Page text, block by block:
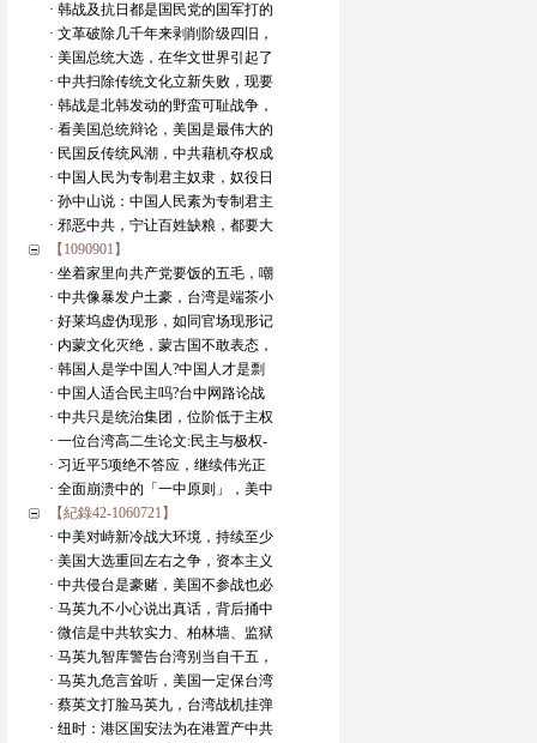
· 韩战及抗日都是国民党的国军打的
· 文革破除几千年来剥削阶级四旧，
· 美国总统大选，在华文世界引起了
· 中共扫除传统文化立新失败，现要
· 韩战是北韩发动的野蛮可耻战争，
· 看美国总统辩论，美国是最伟大的
· 民国反传统风潮，中共藉机夺权成
· 中国人民为专制君主奴隶，奴役日
· 孙中山说：中国人民素为专制君主
· 邪恶中共，宁让百姓缺粮，都要大
【1090901】
· 坐着家里向共产党要饭的五毛，嘲
· 中共像暴发户土豪，台湾是端茶小
· 好莱坞虚伪现形，如同官场现形记
· 内蒙文化灭绝，蒙古国不敢表态，
· 韩国人是学中国人?中国人才是剽
· 中国人适合民主吗?台中网路论战
· 中共只是统治集团，位阶低于主权
· 一位台湾高二生论文:民主与极权-
· 习近平5项绝不答应，继续伟光正
· 全面崩溃中的「一中原则」，美中
【紀錄42-1060721】
· 中美对峙新冷战大环境，持续至少
· 美国大选重回左右之争，资本主义
· 中共侵台是豪赌，美国不参战也必
· 马英九不小心说出真话，背后捅中
· 微信是中共软实力、柏林墙、监狱
· 马英九智库警告台湾别当自干五，
· 马英九危言耸听，美国一定保台湾
· 蔡英文打脸马英九，台湾战机挂弹
· 纽时：港区国安法为在港置产中共